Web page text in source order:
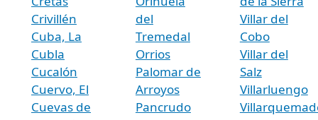
Crivillén
Cuba, La
Cubla
Cucalón
Cuervo, El
Cuevas de
del
Tremedal
Orrios
Palomar de
Arroyos
Pancrudo
Villar del
Cobo
Villar del
Salz
Villarluengo